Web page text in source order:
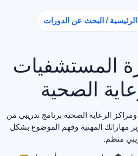
الرئيسية / البحث عن الدورات
المستشفيات
الصحية
الرعاية الصحية برنامج تدريبي من
مهاراتك المهنية وفهم الموضوع بشكل
منظم.